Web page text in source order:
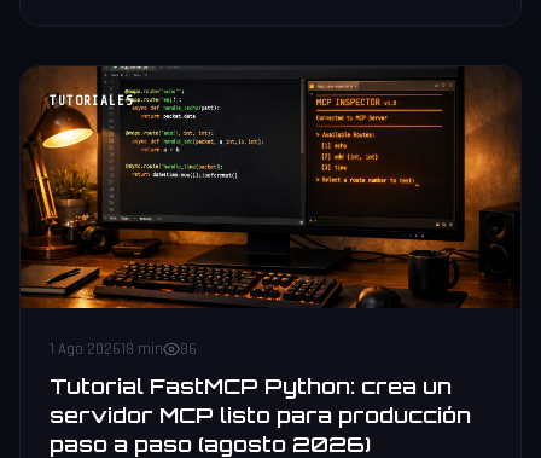
TUTORIALES
1 Ago 202618 min 86
Tutorial FastMCP Python: crea un
servidor MCP listo para producción
paso a paso (agosto 2026)